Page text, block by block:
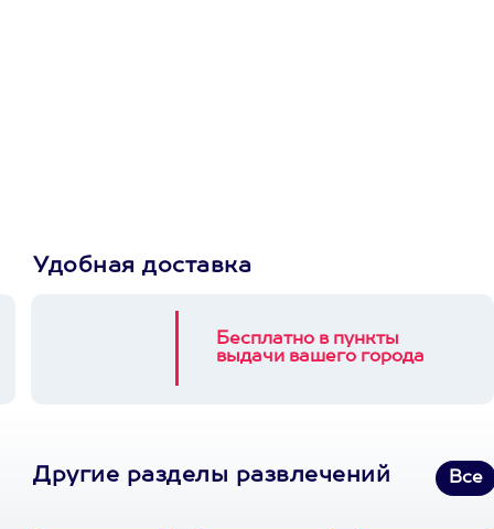
Удобная доставка
Бесплатно в пункты
выдачи вашего города
Другие разделы развлечений Все